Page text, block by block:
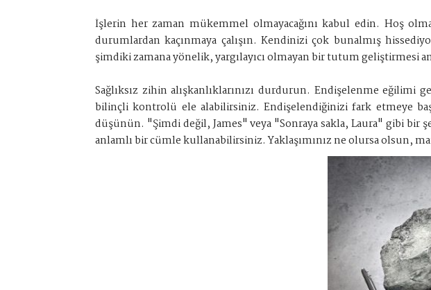
İşlerin her zaman mükemmel olmayacağını kabul edin. Hoş
durumlardan kaçınmaya çalışın. Kendinizi çok bunalmış
şimdiki zamana yönelik, yargılayıcı olmayan bir tutum geliştirmesi
Sağlıksız zihin alışkanlıklarınızı durdurun. Endişelenme
bilinçli kontrolü ele alabilirsiniz. Endişelendiğinizi fark etmeye
düşünün. "Şimdi değil, James" veya "Sonraya sakla, Laura" gibi bir
anlamlı bir cümle kullanabilirsiniz. Yaklaşımınız ne olursa olsun,